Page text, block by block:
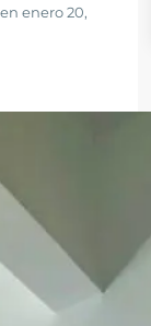
enero 20,